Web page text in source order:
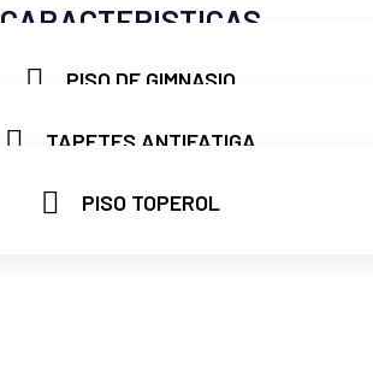
CARACTERISTICAS
PISO DE GIMNASIO
TAPETES ANTIFATIGA
PISO TOPEROL